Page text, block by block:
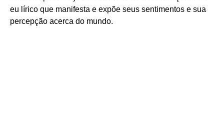
eu lírico que manifesta e expõe seus sentimentos e sua
percepção acerca do mundo.